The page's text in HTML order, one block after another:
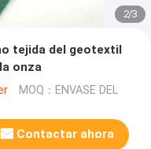
2/3
tejida del geotextil
onza
MOQ：ENVASE DEL
Contactar ahora